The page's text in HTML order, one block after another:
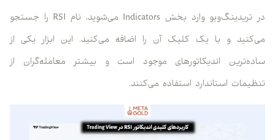
در تریدینگ‌ویو وارد بخش Indicators می‌شوید، نام RSI را جستجو
می‌کنید و با یک کلیک آن را اضافه می‌کنید. این ابزار یکی از
ساده‌ترین اندیکاتورهای موجود است و بیشتر معامله‌گران از
تنظیمات استاندارد استفاده می‌کنند.